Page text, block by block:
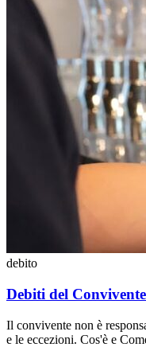
debito
Debiti del
Il convivente non è
e le eccezioni. Cos'è e